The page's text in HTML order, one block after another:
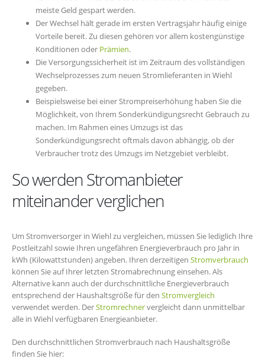
meiste Geld gespart werden.
Der Wechsel hält gerade im ersten Vertragsjahr häufig einige
Vorteile bereit. Zu diesen gehören vor allem kostengünstige
Konditionen oder Prämien.
Die Versorgungssicherheit ist im Zeitraum des vollständigen
Wechselprozesses zum neuen Stromlieferanten in Wiehl
gegeben.
Beispielsweise bei einer Strompreiserhöhung haben Sie die
Möglichkeit, von Ihrem Sonderkündigungsrecht Gebrauch zu
machen. Im Rahmen eines Umzugs ist das
Sonderkündigungsrecht oftmals davon abhängig, ob der
Verbraucher trotz des Umzugs im Netzgebiet verbleibt.
So werden Stromanbieter
miteinander verglichen
Um Stromversorger in Wiehl zu vergleichen, müssen Sie lediglich Ihre
Postleitzahl sowie Ihren ungefähren Energieverbrauch pro Jahr in
kWh (Kilowattstunden) angeben. Ihren derzeitigen Stromverbrauch
können Sie auf Ihrer letzten Stromabrechnung einsehen. Als
Alternative kann auch der durchschnittliche Energieverbrauch
entsprechend der Haushaltsgröße für den Stromvergleich
verwendet werden. DerStromrechnervergleicht dann unmittelbar
alle in Wiehl verfügbaren Energieanbieter.
Den durchschnittlichen Stromverbrauch nach Haushaltsgröße
finden Sie hier: